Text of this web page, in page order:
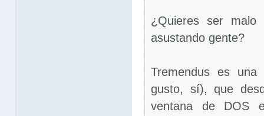
¿Quieres ser
asustando gente?
Tremendus es
gusto, sí), que
ventana de DOS